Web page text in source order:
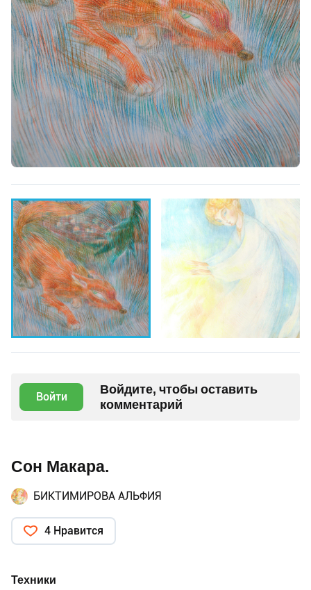
Войти
Войдите, чтобы оставить
комментарий
Сон Макара.
БИКТИМИРОВА АЛЬФИЯ
4 Нравится
Техники